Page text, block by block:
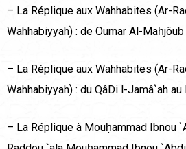
– La Réplique aux Wahhabites (Ar-
Wahhabiyyah) : de Oumar Al-
– La Réplique aux Wahhabites (Ar-
Wahhabiyyah) : du QâDi l-Jamâ`ah
– La Réplique à Mouḥammad Ibnou